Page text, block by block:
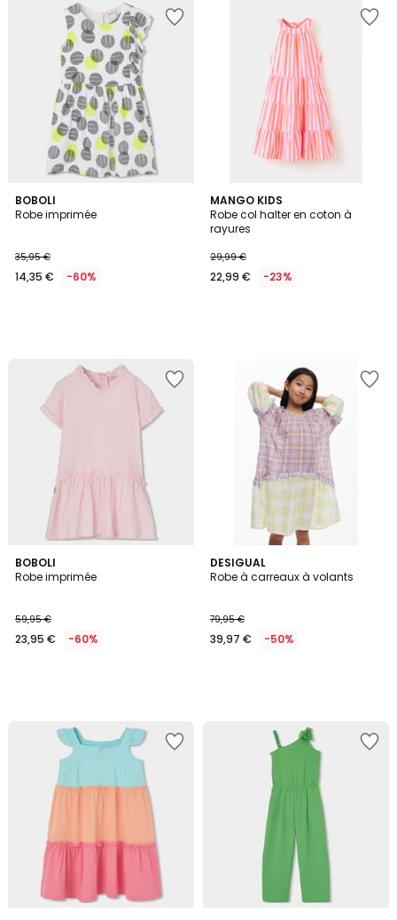
BOBOLI
Robe imprimée
35,95 €
14,35 € -60%
MANGO KIDS
Robe col halter en coton à
rayures
29,99 €
22,99 € -23%
BOBOLI
Robe imprimée
59,95 €
23,95 € -60%
DESIGUAL
Robe à carreaux à volants
79,95 €
39,97 € -50%